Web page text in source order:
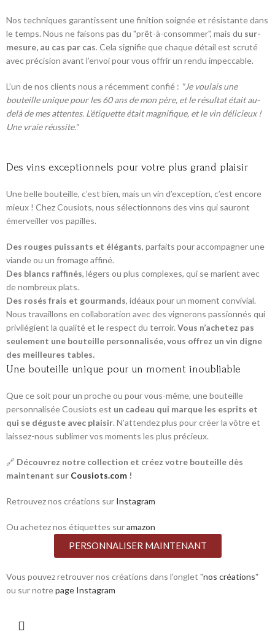
Nos techniques garantissent une finition soignée et résistante dans
le temps. Nous ne faisons pas du "prêt-à-consommer", mais du sur-
mesure, au cas par cas. Cela signifie que chaque détail est scruté
avec précision avant l’envoi pour vous offrir un rendu impeccable.
L’un de nos clients nous a récemment confié : "Je voulais une
bouteille unique pour les 60 ans de mon père, et le résultat était au-
delà de mes attentes. L’étiquette était magnifique, et le vin délicieux !
Une vraie réussite."
Des vins exceptionnels pour votre plus grand plaisir
Une belle bouteille, c’est bien, mais un vin d’exception, c’est encore
mieux ! Chez Cousiots, nous sélectionnons des vins qui sauront
émerveiller vos papilles.
Des rouges puissants et élégants, parfaits pour accompagner une
viande ou un fromage affiné.
Des blancs raffinés, légers ou plus complexes, qui se marient avec
de nombreux plats.
Des rosés frais et gourmands, idéaux pour un moment convivial.
Nous travaillons en collaboration avec des vignerons passionnés qui
privilégient la qualité et le respect du terroir. Vous n’achetez pas
seulement une bouteille personnalisée, vous offrez un vin digne
des meilleures tables.
Une bouteille unique pour un moment inoubliable
Que ce soit pour un proche ou pour vous-même, une bouteille
personnalisée Cousiots est un cadeau qui marque les esprits et
qui se déguste avec plaisir. N’attendez plus pour créer la vôtre et
laissez-nous sublimer vos moments les plus précieux.
🔗 Découvrez notre collection et créez votre bouteille dès
maintenant sur Cousiots.com !
Retrouvez nos créations sur Instagram
Ou achetez nos étiquettes suramazon
PERSONNALISER MAINTENANT
Vous pouvez retrouver nos créations dans l'onglet "nos créations"
ou sur notrepage Instagram